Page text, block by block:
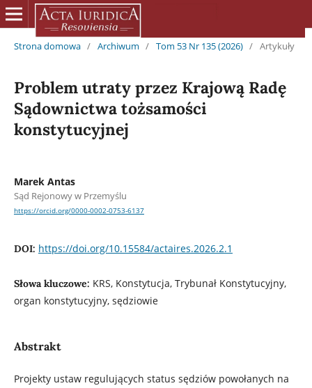
Strona domowa / Archiwum / Tom 53 Nr 135 (2026) / Artykuły
Problem utraty przez Krajową Radę
Sądownictwa tożsamości
konstytucyjnej
Marek Antas
Sąd Rejonowy w Przemyślu
https://orcid.org/0000-0002-0753-6137
DOI: https://doi.org/10.15584/actaires.2026.2.1
Słowa kluczowe: KRS, Konstytucja, Trybunał Konstytucyjny,
organ konstytucyjny, sędziowie
Abstrakt
Projekty ustaw regulujących status sędziów powołanych na